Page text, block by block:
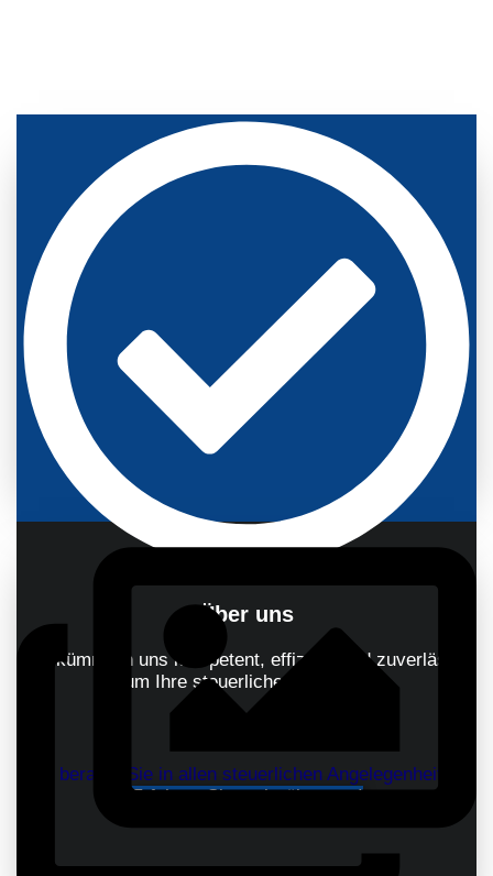
Über uns
Wir kümmern uns kompetent, effizient und zuverlässig
um Ihre steuerlichen Belange.
Wir beraten Sie in allen steuerlichen Angelegenheiten.
Erfahren Sie mehr über uns!